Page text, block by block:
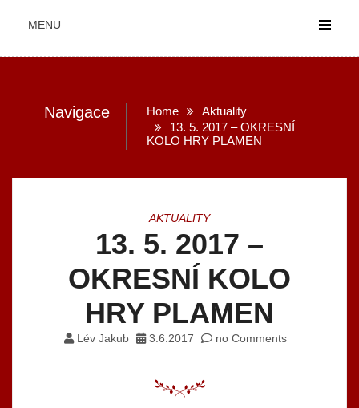
MENU
Navigace Home
Aktuality
13. 5. 2017 – OKRESNÍ
KOLO HRY PLAMEN
AKTUALITY
13. 5. 2017 –
OKRESNÍ KOLO
HRY PLAMEN
Lév Jakub 3.6.2017 no Comments